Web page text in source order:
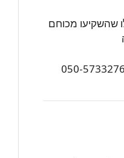
שהשקיעו מכוחם